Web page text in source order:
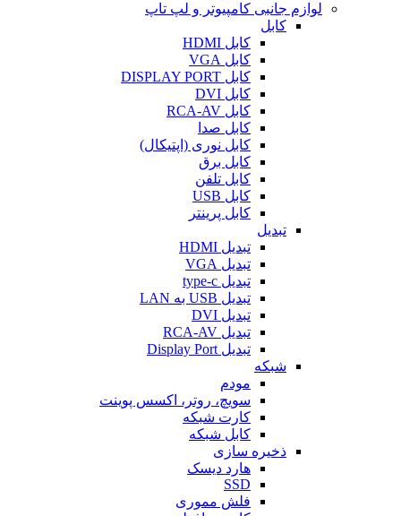
لوازم جانبی کامپیوتر و لپ تاپ
کابل
کابل HDMI
کابل VGA
کابل DISPLAY PORT
کابل DVI
کابل RCA-AV
کابل صدا
کابل نوری (اپتیکال)
کابل برق
کابل تلفن
کابل USB
کابل پرینتر
تبدیل
تبدیل HDMI
تبدیل VGA
تبدیل type-c
تبدیل USB به LAN
تبدیل DVI
تبدیل RCA-AV
تبدیل Display Port
شبکه
مودم
سویچ، روتر، اکسس پوینت
کارت شبکه
کابل شبکه
ذخیره سازی
هارد دیسک
SSD
فلش مموری